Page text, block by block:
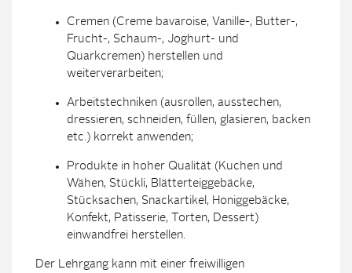
Cremen (Creme bavaroise, Vanille-, Butter-,
Frucht-, Schaum-, Joghurt- und
Quarkcremen) herstellen und
weiterverarbeiten;
Arbeitstechniken (ausrollen, ausstechen,
dressieren, schneiden, füllen, glasieren, backen
etc.) korrekt anwenden;
Produkte in hoher Qualität (Kuchen und
Wähen, Stückli, Blätterteiggebäcke,
Stücksachen, Snackartikel, Honiggebäcke,
Konfekt, Patisserie, Torten, Dessert)
einwandfrei herstellen.
Der Lehrgang kann mit einer freiwilligen